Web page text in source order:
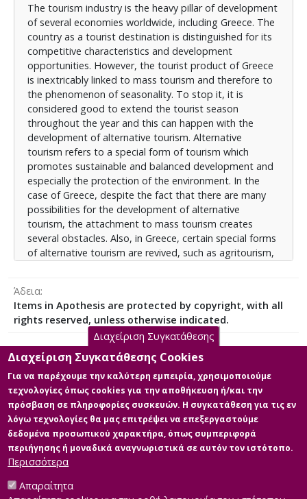
ορισμένες ειδικές μορφές εναλλακτικού τουρισμού
όπως ο αγροτουρισμός, ο οικοτουρισμός, ο
ορειβατικός αλλά και ο περιπατητικός τουρισμός.
Είναι χρήσιμο να σημειωθεί ότι η ανάπτυξή τους
γνωρίζει ορισμένα εμπόδια, αλλά έχουν προοπτικές
ανάπτυξης εάν δομηθεί ένα ολοκληρωμένο
επιχειρηματικό σχέδιο. Δεν πρέπει να παραληφθεί η
αναφορά του γεγονότος ότι στην περίπτωση της
Ελλάδας το θεσμικό πλαίσιο που διέπει τον
εναλλακτικό τουρισμό έχει ορισμένες ελλείψεις, ενώ
έχουν υπάρξει προγράμματα στήριξης και
χρηματοδότησης αυτών των δράσεων.
The tourism industry is the heavy pillar of development
of several economies worldwide, including Greece. The
country as a tourist destination is distinguished for its
competitive characteristics and development
opportunities. However, the tourist product of Greece
is inextricably linked to mass tourism and therefore to
the phenomenon of seasonality. To stop it, it is
considered good to extend the tourist season
throughout the year and this can happen with the
development of alternative tourism. Alternative
tourism refers to a special form of tourism which
promotes sustainable and balanced development and
especially the protection of the environment. In the
case of Greece, despite the fact that there are many
possibilities for the development of alternative
tourism, the attachment to mass tourism creates
several obstacles. Also, in Greece, certain special forms
of alternative tourism are revived, such as agritourism,
obstacles, but they have growth prospects if a
comprehensive business plan is structured. We should
not overlook the fact that in the case of Greece the
institutional framework governing alternative tourism
has some shortcomings, while there have been
programs to support and finance these actions.
Methodology: To complete this study, a qualitative
research was conducted, by conducting personal
interviews with those directly involved in the tourism
industry. They were either academics or industry
experts and answered a total of 19 questions from a
structured interview prepared by the researcher. The
duration of the interviews was about 40 minutes, while
the time of the survey was almost a month (May to
Άδεια
Items in Apothesis are protected by copyright, with all
rights reserved, unless otherwise indicated.
Κύρια Αρχεία Διατριβής
Ενναλλακτικός Τουρισμός στην
Ελλάδα Θεσμικό και Αναπτυξιακό
Πλαίσιο
Περιγραφή:
Διαχείριση Συγκατάθεσης
Διαχείριση Συγκατάθεσης Cookies
Για να παρέχουμε την καλύτερη εμπειρία, χρησιμοποιούμε
τεχνολογίες όπως cookies για την αποθήκευση ή/και την
πρόσβαση σε πληροφορίες συσκευών. Η συγκατάθεση για τις εν
λόγω τεχνολογίες θα μας επιτρέψει να επεξεργαστούμε
δεδομένα προσωπικού χαρακτήρα, όπως συμπεριφορά
περιήγησης ή μοναδικά αναγνωριστικά σε αυτόν τον ιστότοπο.
Περισσότερα
Απαραίτητα